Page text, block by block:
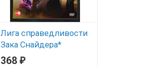
Лига справедливости
Зака Снайдера*
368₽